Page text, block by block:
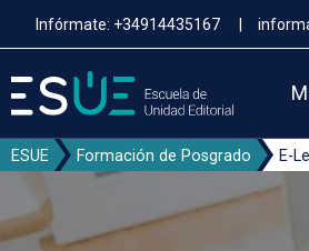
contenido
principal
Infórmate: +34914435167 |
ESUE Formación de Posgrado E-